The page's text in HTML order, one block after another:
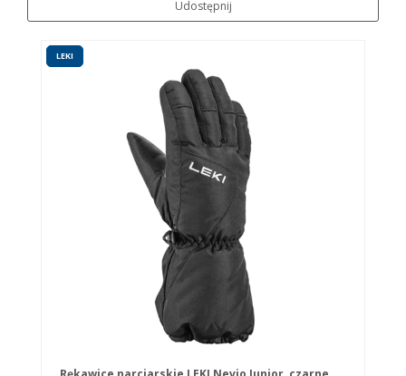
Udostępnij
LEKI